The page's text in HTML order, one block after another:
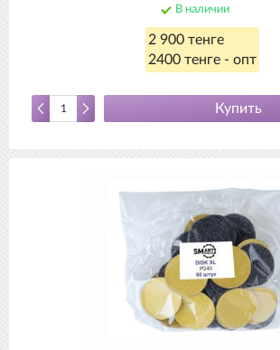
В наличии
2 900 тенге
2400 тенге - опт
Купить